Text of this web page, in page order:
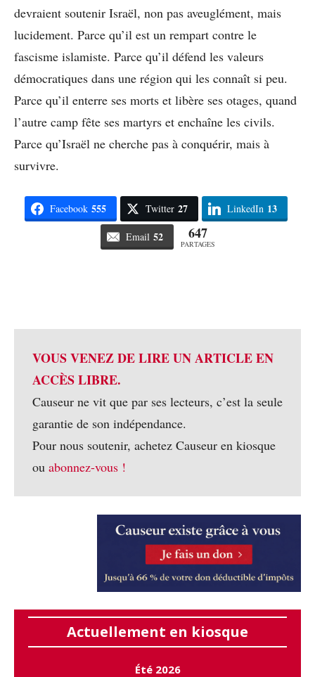
devraient soutenir Israël, non pas aveuglément, mais
lucidement. Parce qu’il est un rempart contre le
fascisme islamiste. Parce qu’il défend les valeurs
démocratiques dans une région qui les connaît si peu.
Parce qu’il enterre ses morts et libère ses otages, quand
l’autre camp fête ses martyrs et enchaîne les civils.
Parce qu’Israël ne cherche pas à conquérir, mais à
survivre.
Facebook 555 Twitter 27 LinkedIn 13
Email 52 647
PARTAGES
VOUS VENEZ DE LIRE UN ARTICLE EN
ACCÈS LIBRE.
Causeur ne vit que par ses lecteurs, c’est la seule
garantie de son indépendance.
Pour nous soutenir, achetez Causeur en kiosque
ou abonnez-vous !
Actuellement en kiosque
Été 2026